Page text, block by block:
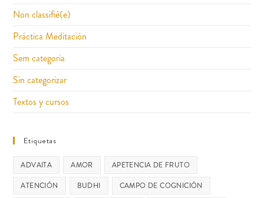
Non classifié(e)
Práctica Meditación
Sem categoria
Sin categorizar
Textos y cursos
Etiquetas
ADVAITA AMOR
APETENCIA DE FRUTO
ATENCIÓN
BUDHI
CAMPO DE COGNICIÓN